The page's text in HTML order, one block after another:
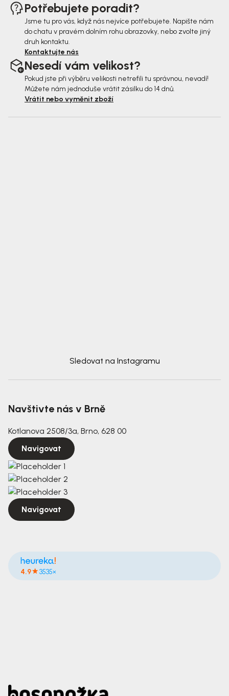
Potřebujete poradit?
Jsme tu pro vás, když nás nejvíce potřebujete. Napište nám
do chatu v pravém dolním rohu obrazovky, nebo zvolte jiný
druh kontaktu.
Kontaktujte nás
Nesedí vám velikost?
Pokud jste při výběru velikosti netrefili tu správnou, nevadí!
Můžete nám jednoduše vrátit zásilku do 14 dnů.
Vrátit nebo vyměnit zboží
Sledovat na Instagramu
Navštivte nás v Brně
Kotlanova 2508/3a, Brno, 628 00
Navigovat
Navigovat
4.9 3535×